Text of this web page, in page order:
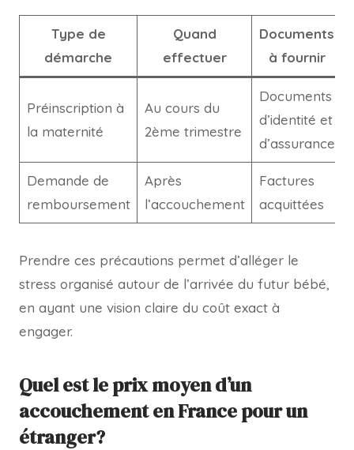
Type de
démarche
Quand
effectuer
Documents
à fournir
Préinscription à
la maternité
Au cours du
2ème trimestre
Documents
d’identité et
d’assurance
Demande de
remboursement
Après
l’accouchement
Factures
acquittées
Prendre ces précautions permet d’alléger le
stress organisé autour de l’arrivée du futur bébé,
en ayant une vision claire du coût exact à
engager.
Quel est le prix moyen d’un
accouchement en France pour un
étranger?